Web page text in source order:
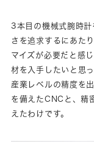
3本目の機械式腕時
さを追求するにあた
マイズが必要だと感
材を入手したいと思
産業レベルの精度を
を備えたCNCと、精
えたわけです。